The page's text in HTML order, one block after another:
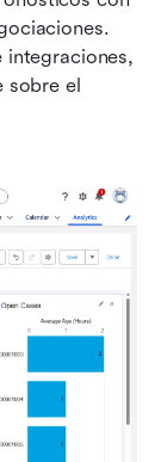
integraciones,
sobre el